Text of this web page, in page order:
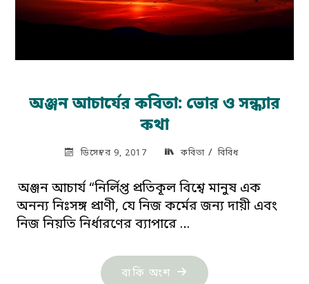
অঞ্জন আচার্যের কবিতা: ভোর ও সন্ধ্যার
কথা
ডিসেম্বর 9, 2017 কবিতা/ বিবিধ
অঞ্জন আচার্য “নির্লিপ্ত প্রতিকূল বিশ্বে মানুষ এক
অনন্য নিঃসঙ্গ প্রাণী, যে নিজ কর্মের জন্য দায়ী এবং
নিজ নিয়তি নির্ধারণের ব্যাপারে …
বাকি অংশ "অঞ্জন